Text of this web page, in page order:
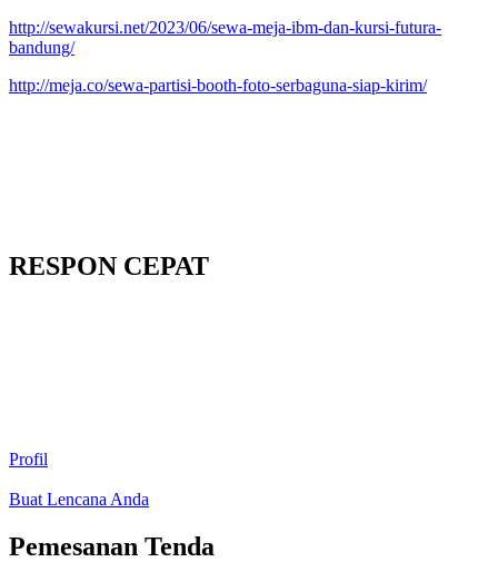
http://sewakursi.net/2023/06/sewa-meja-ibm-dan-kursi-futura-
bandung/
http://meja.co/sewa-partisi-booth-foto-serbaguna-siap-kirim/
RESPON CEPAT
Profil
Buat Lencana Anda
Pemesanan Tenda